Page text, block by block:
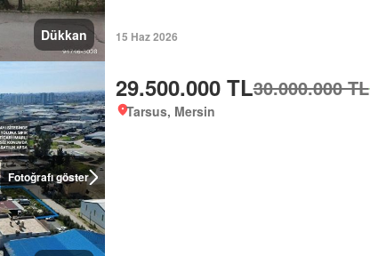
Dükkan 15 Haz 2026
Fotoğrafı göster
29.500.000 TL30.000.000 TL
Tarsus, Mersin